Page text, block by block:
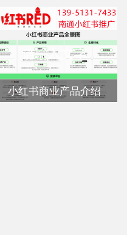
小红书商业产品介绍